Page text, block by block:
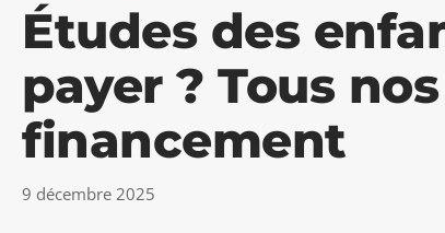
Études des
payer ? Tous
financement
9 décembre 2025